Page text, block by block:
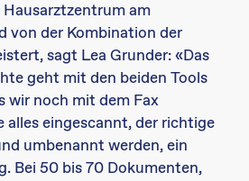
Hausarztzentrum am
von der Kombination der
sagt Lea Grunder: «Das
geht mit den beiden Tools
wir noch mit dem Fax
alles eingescannt, der richtige
umbenannt werden, ein
Bei 50 bis 70 Dokumenten,